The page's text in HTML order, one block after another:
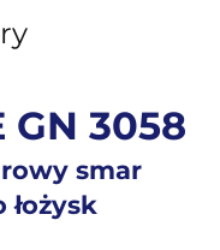
GN 3058
smar